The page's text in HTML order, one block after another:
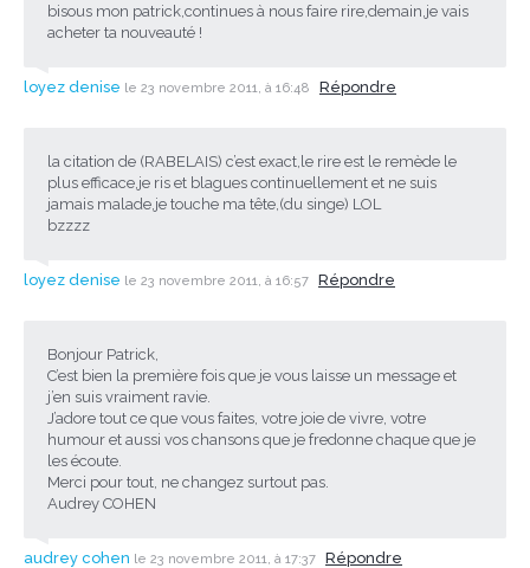
bisous mon patrick,continues à nous faire rire,demain,je vais
acheter ta nouveauté !
loyez denise le 23 novembre 2011, à 16:48 Répondre
la citation de (RABELAIS) c’est exact,le rire est le remède le
plus efficace,je ris et blagues continuellement et ne suis
jamais malade,je touche ma tête,(du singe) LOL
bzzzz
loyez denise le 23 novembre 2011, à 16:57 Répondre
Bonjour Patrick,
C’est bien la première fois que je vous laisse un message et
j’en suis vraiment ravie.
J’adore tout ce que vous faites, votre joie de vivre, votre
humour et aussi vos chansons que je fredonne chaque que je
les écoute.
Merci pour tout, ne changez surtout pas.
Audrey COHEN
audrey cohen le 23 novembre 2011, à 17:37 Répondre